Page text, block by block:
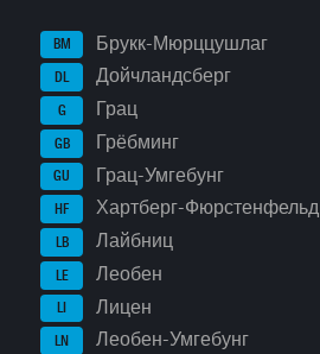
BM Брукк-Мюрццушлаг
DL Дойчландсберг
G Грац
GB Грёбминг
GU Грац-Умгебунг
HF Хартберг-Фюрстенфельд
LB Лайбниц
LE Леобен
LI Лицен
LN Леобен-Умгебунг